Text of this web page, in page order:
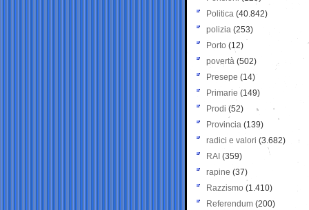
Politica (40.842)
polizia (253)
Porto (12)
povertà (502)
Presepe (14)
Primarie (149)
Prodi (52)
Provincia (139)
radici e valori (3.682)
RAI (359)
rapine (37)
Razzismo (1.410)
Referendum (200)